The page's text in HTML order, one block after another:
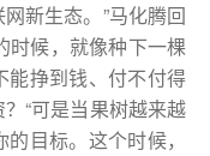
新生态。”马化腾回
时候，就像种下一棵
能挣到钱、付不付得
“可是当果树越来越
目标。这个时候，